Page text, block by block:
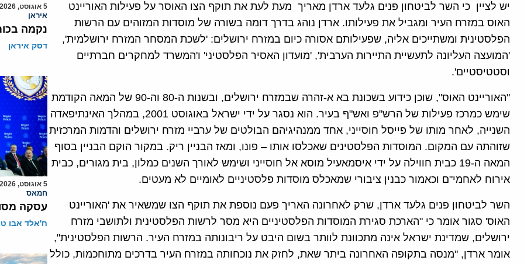
יש לציין כי השר לביטחון פנים גלעד ארדן מאריך מעת לעת את תוקף הצו האוסר על פעילות האוריינט
האוס במזרח העיר ומגביל את פעילותו. ארדן נוהג בדרך דומה בשורה של מוסדות המזוהים עם הרשות
הפלסטינית ומשתייכים אליה, שפעילותם אסורה כיום במזרח ירושלים: 'לשכת המסחר המזרח ירושלמית',
'המועצה העליונה לתעשיית התיירות הערבית', 'מועדון האסיר הפלסטיני' ו'המשרד למחקרים חברתיים
וסטטיסטיים'.
"האוריינט האוס", שוכן כידוע בשכונת בא א-זהרה שבמזרח ירושלים, ובשנות ה-80 וה-90 של המאה הקודמת
שימש כמרכז פעילות של הרש"פ ואש"ף בעיר. הוא נסגר על ידי ישראל באוגוסט 2001, במהלך האינתיפאדה
השנייה, לאחר מותו של פייסל חוסייני, אחד ממנהיגיהם הבולטים של ערביי מזרח ירושלים והדמות המרכזית
שזוהתה עם המקום. המוסדות הפלסטינים שאכלסו אותו – פונו, ומאז הבניין ריק. במקור הוקם הבניין בסוף
המאה ה-19 כבית חווילה על ידי איסמאעיל מוסא אל חוסייני ושימש לאורך השנים כמלון, בית מגורים, כבית
אירוח לאחמי"ם וכאמור כבנין ציבורי שמאכלס מוסדות פלסטיניים לאומיים לא מעטים.
השר לביטחון פנים גלעד ארדן, שרק לאחרונה האריך פעם נוספת את תוקף הצו שמשאיר את 'האוריינט
האוס' סגור אומר כי "הארכת סגירת המוסדות הפלסטיניים היא מסר לרשות הפלסטינית ולתושבי מזרח
ירושלים, שמדינת ישראל אינה מתכוונת לוותר בשום היבט על ריבונותה במזרח העיר. הרשות הפלסטינית",
אומר ארדן, "מנסה בתקופה האחרונה ביתר שאת, לחזק את נוכחותה במזרח העיר בדרכים מתוחכמות, כולל
5 אוגוסט, 2026
איראן
נקמה
דסק איראן
5 אוגוסט, 2026
חמאס
עסקה
ח'אלד אבו